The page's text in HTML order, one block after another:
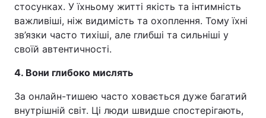
стосунках. У їхньому житті якість та інтимність
важливіші, ніж видимість та охоплення. Тому їхні
зв’язки часто тихіші, але глибші та сильніші у
своїй автентичності.
4. Вони глибоко мислять
За онлайн-тишею часто ховається дуже багатий
внутрішній світ. Ці люди швидше спостерігають,